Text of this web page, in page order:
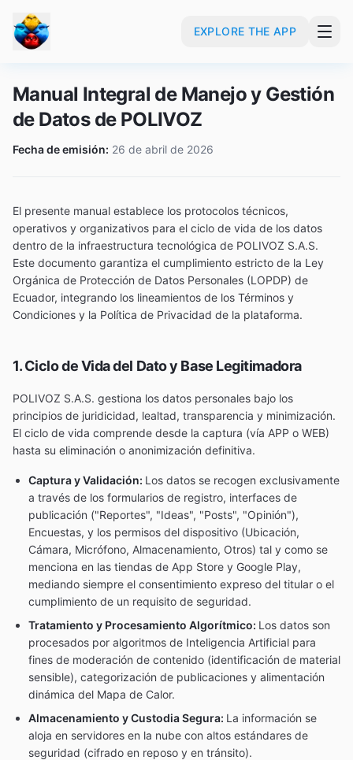
EXPLORE THE APP
Manual Integral de Manejo y Gestión
de Datos de POLIVOZ
Fecha de emisión: 26 de abril de 2026
El presente manual establece los protocolos técnicos,
operativos y organizativos para el ciclo de vida de los datos
dentro de la infraestructura tecnológica de POLIVOZ S.A.S.
Este documento garantiza el cumplimiento estricto de la Ley
Orgánica de Protección de Datos Personales (LOPDP) de
Ecuador, integrando los lineamientos de los Términos y
Condiciones y la Política de Privacidad de la plataforma.
1. Ciclo de Vida del Dato y Base Legitimadora
POLIVOZ S.A.S. gestiona los datos personales bajo los
principios de juridicidad, lealtad, transparencia y minimización.
El ciclo de vida comprende desde la captura (vía APP o WEB)
hasta su eliminación o anonimización definitiva.
Captura y Validación: Los datos se recogen exclusivamente
a través de los formularios de registro, interfaces de
publicación ("Reportes", "Ideas", "Posts", "Opinión"),
Encuestas, y los permisos del dispositivo (Ubicación,
Cámara, Micrófono, Almacenamiento, Otros) tal y como se
menciona en las tiendas de App Store y Google Play,
mediando siempre el consentimiento expreso del titular o el
cumplimiento de un requisito de seguridad.
Tratamiento y Procesamiento Algorítmico: Los datos son
procesados por algoritmos de Inteligencia Artificial para
fines de moderación de contenido (identificación de material
sensible), categorización de publicaciones y alimentación
dinámica del Mapa de Calor.
Almacenamiento y Custodia Segura: La información se
aloja en servidores en la nube con altos estándares de
seguridad (cifrado en reposo y en tránsito).